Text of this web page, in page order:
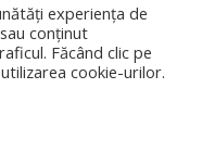
experiența de
conținut
Făcând clic pe
cookie-urilor.